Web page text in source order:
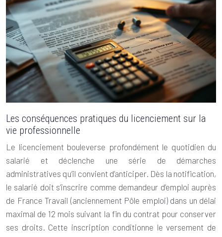
Les conséquences pratiques du licenciement sur la
vie professionnelle
Le licenciement bouleverse profondément le quotidien du
salarié et déclenche une série de démarches
administratives qu’il convient d’anticiper. Dès la notification,
le salarié doit s’inscrire comme demandeur d’emploi auprès
de France Travail (anciennement Pôle emploi) dans un délai
maximal de 12 mois suivant la fin du contrat pour conserver
ses droits. Cette inscription conditionne le versement de